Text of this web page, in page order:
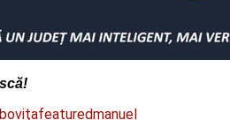
a slujit cu fervoare legea şi
featuredmanuel